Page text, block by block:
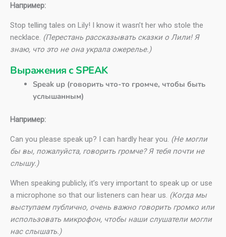
Например:
Stop telling tales on Lily! I know it wasn’t her who stole the
necklace. (Перестань рассказывать сказки о Лили! Я
знаю, что это не она украла ожерелье.)
Выражения с SPEAK
Speak up (говорить что-то громче, чтобы быть
услышанным)
Например:
Can you please speak up? I can hardly hear you. (Не могли
бы вы, пожалуйста, говорить громче? Я тебя почти не
слышу.)
When speaking publicly, it’s very important to speak up or use
a microphone so that our listeners can hear us. (Когда мы
выступаем публично, очень важно говорить громко или
использовать микрофон, чтобы наши слушатели могли
нас слышать.)